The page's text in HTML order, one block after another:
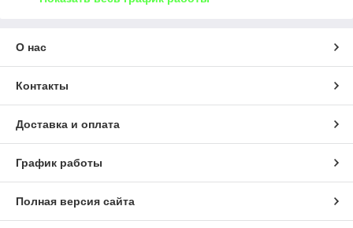
О нас
Контакты
Доставка и оплата
График работы
Полная версия сайта